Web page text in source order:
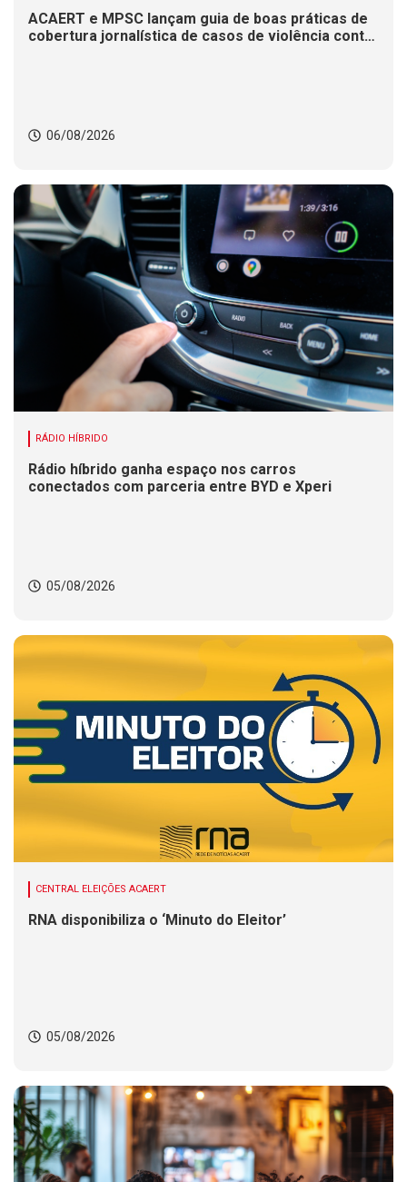
ACAERT e MPSC lançam guia de boas práticas de
cobertura jornalística de casos de violência contra
06/08/2026
RÁDIO HÍBRIDO
Rádio híbrido ganha espaço nos carros
conectados com parceria entre BYD e Xperi
05/08/2026
CENTRAL ELEIÇÕES ACAERT
RNA disponibiliza o ‘Minuto do Eleitor’
05/08/2026